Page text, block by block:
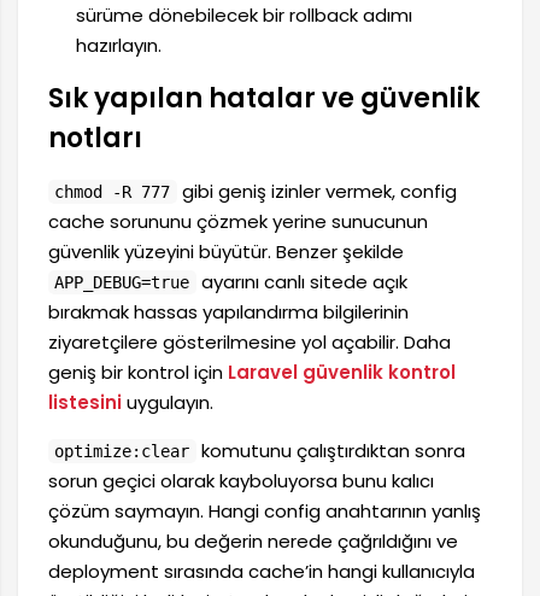
sürüme dönebilecek bir rollback adımı
hazırlayın.
Sık yapılan hatalar ve güvenlik
notları
chmod -R 777
gibi geniş izinler vermek, config
cache sorununu çözmek yerine sunucunun
güvenlik yüzeyini büyütür. Benzer şekilde
APP_DEBUG=true
ayarını canlı sitede açık
bırakmak hassas yapılandırma bilgilerinin
ziyaretçilere gösterilmesine yol açabilir. Daha
geniş bir kontrol için Laravel güvenlik kontrol
listesiniuygulayın.
optimize:clear
komutunu çalıştırdıktan sonra
sorun geçici olarak kayboluyorsa bunu kalıcı
çözüm saymayın. Hangi config anahtarının yanlış
okunduğunu, bu değerin nerede çağrıldığını ve
deployment sırasında cache’in hangi kullanıcıyla